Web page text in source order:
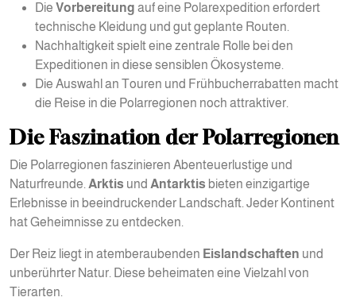
Die Vorbereitung auf eine Polarexpedition erfordert
technische Kleidung und gut geplante Routen.
Nachhaltigkeit spielt eine zentrale Rolle bei den
Expeditionen in diese sensiblen Ökosysteme.
Die Auswahl an Touren und Frühbucherrabatten macht
die Reise in die Polarregionen noch attraktiver.
Die Faszination der Polarregionen
Die Polarregionen faszinieren Abenteuerlustige und
Naturfreunde. Arktis und Antarktis bieten einzigartige
Erlebnisse in beeindruckender Landschaft. Jeder Kontinent
hat Geheimnisse zu entdecken.
Der Reiz liegt in atemberaubenden Eislandschaften und
unberührter Natur. Diese beheimaten eine Vielzahl von
Tierarten.